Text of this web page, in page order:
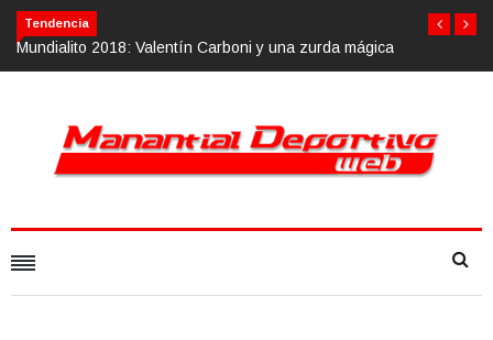
Tendencia
Calvario Race 2018, 10 de noviembre